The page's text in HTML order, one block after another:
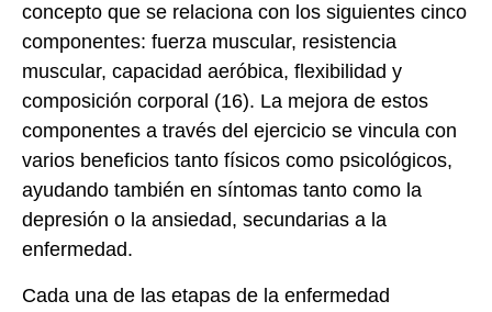
concepto que se relaciona con los siguientes cinco
componentes: fuerza muscular, resistencia
muscular, capacidad aeróbica, flexibilidad y
composición corporal (16). La mejora de estos
componentes a través del ejercicio se vincula con
varios beneficios tanto físicos como psicológicos,
ayudando también en síntomas tanto como la
depresión o la ansiedad, secundarias a la
enfermedad.
Cada una de las etapas de la enfermedad